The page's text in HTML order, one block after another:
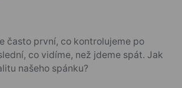
často první, co kontrolujeme po
co vidíme, než jdeme spát. Jak
našeho spánku?